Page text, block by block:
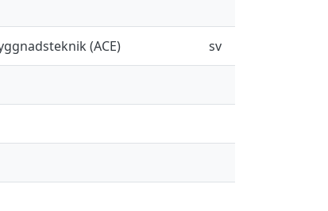
(ACE) sv